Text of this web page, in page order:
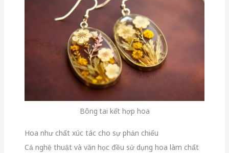
Bông tai kết hợp hoa
Hoa như chất xúc tác cho sự phản chiếu
Cả nghệ thuật và văn học đều sử dụng hoa làm chất